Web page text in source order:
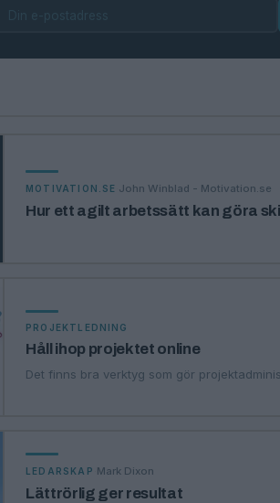
MOTIVATION.SE John Winblad - Motivation.se
Hur ett agilt arbetssätt kan göra
PROJEKTLEDNING
Håll ihop projektet online
Det finns bra verktyg som gör
LEDARSKAP Mark Dixon
Lättrörlig ger resultat